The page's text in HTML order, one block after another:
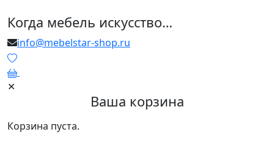
Когда мебель искусство…
info@mebelstar-shop.ru
✕
Ваша корзина
Корзина пуста.